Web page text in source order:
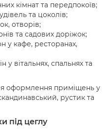
кімнат та передпокоїв;
та цоколів;
отворів;
та садових доріжок;
у кафе, ресторанах,
у вітальнях, спальнях та
оформлення приміщень у
рустик та
під цеглу